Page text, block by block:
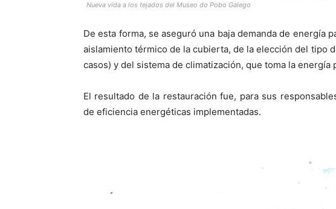
Nueva vida a los tejados del Museo do Pobo Galego
De esta forma, se aseguró una baja demanda de energía
aislamiento térmico de la cubierta, de la elección del tipo
casos) y del sistema de climatización, que toma la energía
El resultado de la restauración fue, para sus
de eficiencia energéticas implementadas.